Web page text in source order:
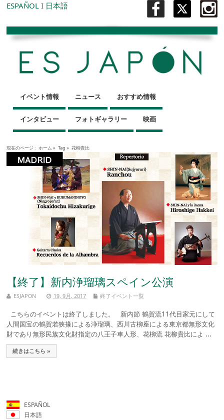
ESPAÑOL I 日本語
イベント情報 ニュース おすすめ情報
インタビュー フォトギャラリー 映画
現在のページ : ホーム » Tag » 花柳貴比
【終了】新内浄瑠璃スペイン公演
ESJAPON 19, 9月, 2017 終了イベント一覧
こちらのイベントは終了しました。 新内節 鶴賀流11代目家元にして
人間国宝の鶴賀若狭掾による浄瑠璃、西川古柳座による東京都無形文化
財であり無形民族文化財指定の八王子車人形、花柳流 花柳貴比によ ...
続きはこちら »
ESPAÑOL
日本語